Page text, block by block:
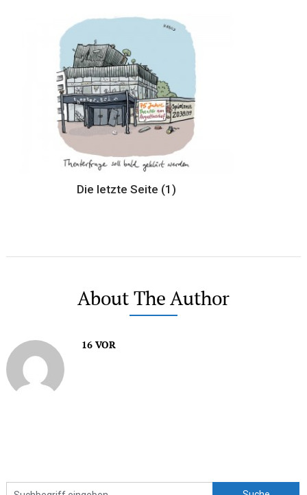
Die letzte Seite (1)
About The Author
16 VOR